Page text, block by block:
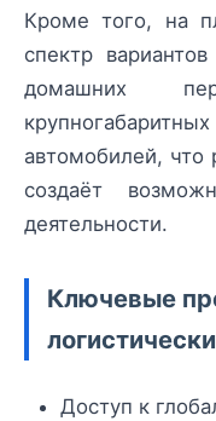
Кроме того, на
спектр
домашних
автомобилей, что
создаёт
деятельности.
Ключевые
Доступ к